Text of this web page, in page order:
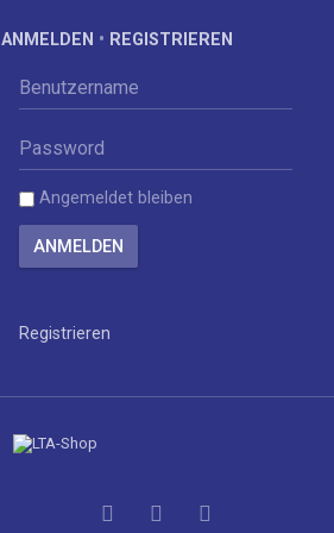
ANMELDEN • REGISTRIEREN
Angemeldet bleiben
Registrieren